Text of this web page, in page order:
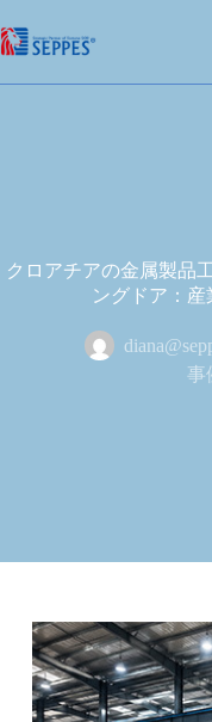
クロアチアの金属製品
ングドア：
事